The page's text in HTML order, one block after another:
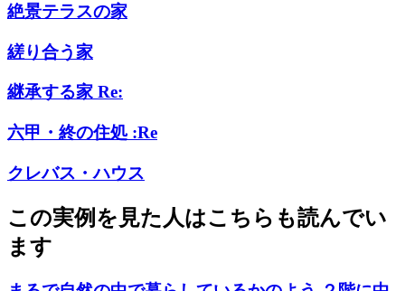
絶景テラスの家
縒り合う家
継承する家 Re:
六甲・終の住処 :Re
クレバス・ハウス
この実例を見た人はこちらも読んでい
ます